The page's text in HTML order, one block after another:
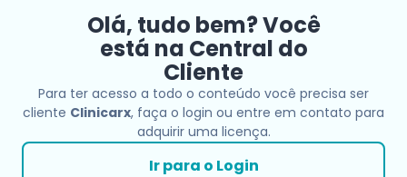
Olá, tudo bem? Você
está na Central do
Cliente
Para ter acesso a todo o conteúdo você precisa ser
cliente Clinicarx, faça o login ou entre em contato para
adquirir uma licença.
Ir para o Login